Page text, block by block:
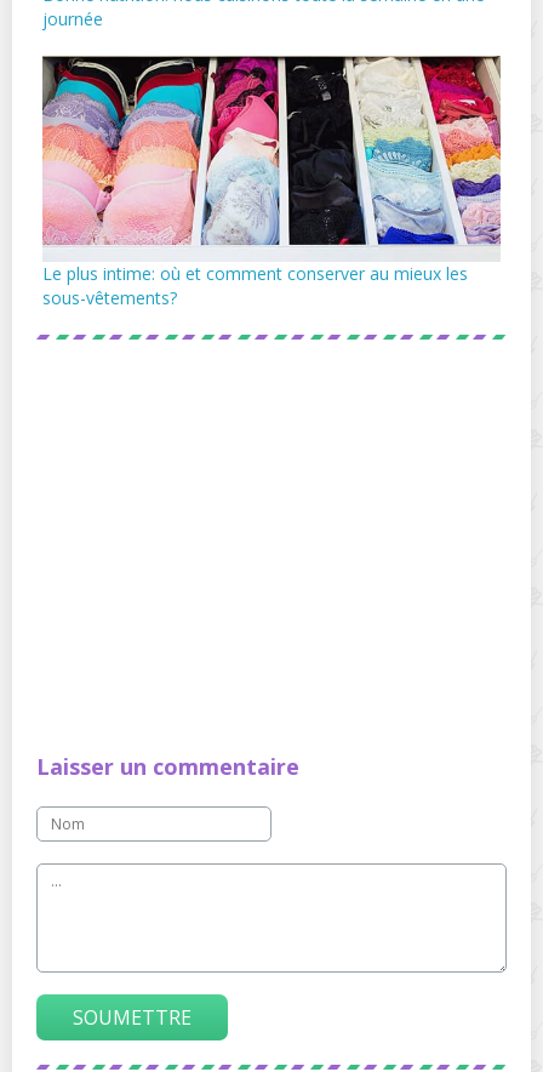
journée
Le plus intime: où et comment conserver au mieux les
sous-vêtements?
Laisser un commentaire
SOUMETTRE